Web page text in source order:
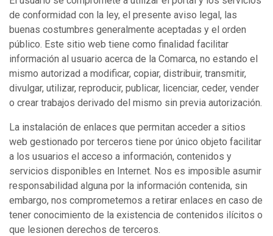
de conformidad con la ley, el presente aviso legal, las
buenas costumbres generalmente aceptadas y el orden
público. Este sitio web tiene como finalidad facilitar
información al usuario acerca de la Comarca, no estando el
mismo autorizad a modificar, copiar, distribuir, transmitir,
divulgar, utilizar, reproducir, publicar, licenciar, ceder, vender
o crear trabajos derivado del mismo sin previa autorización.
La instalación de enlaces que permitan acceder a sitios
web gestionado por terceros tiene por único objeto facilitar
a los usuarios el acceso a información, contenidos y
servicios disponibles en Internet. Nos es imposible asumir
responsabilidad alguna por la información contenida, sin
embargo, nos comprometemos a retirar enlaces en caso de
tener conocimiento de la existencia de contenidos ilícitos o
que lesionen derechos de terceros.